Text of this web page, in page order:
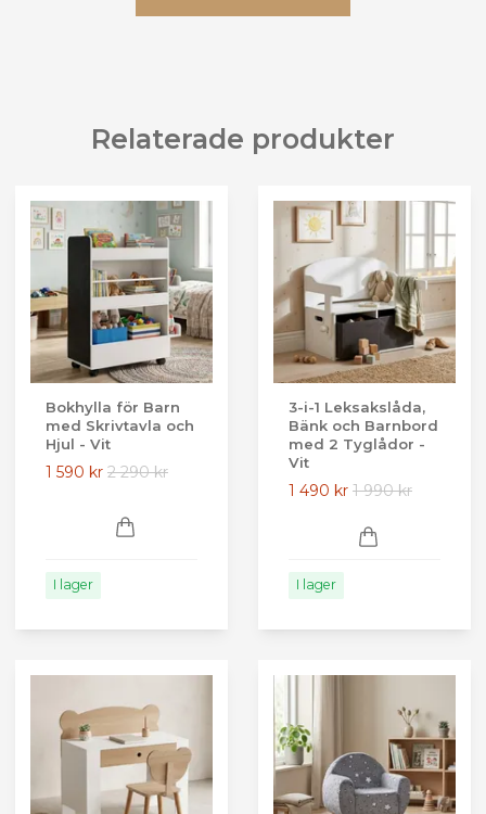
Relaterade produkter
Bokhylla för Barn
med Skrivtavla och
Hjul - Vit
1 590 kr 2 290 kr
I lager
3-i-1 Leksakslåda,
Bänk och Barnbord
med 2 Tyglådor -
Vit
1 490 kr 1 990 kr
I lager